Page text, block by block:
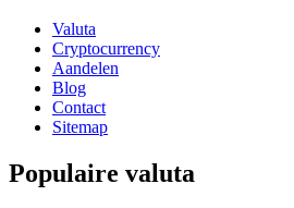
Valuta
Cryptocurrency
Aandelen
Blog
Contact
Sitemap
Populaire valuta